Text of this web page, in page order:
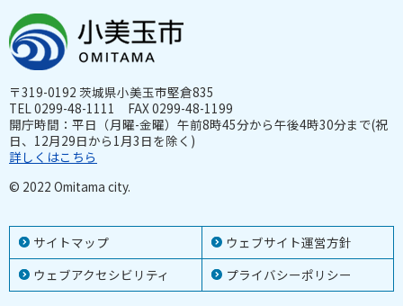
サイトマップ
ウェブサイト運営方針
ウェブアクセシビリティ
プライバシーポリシー
〒319-0192 茨城県小美玉市堅倉835
TEL 0299-48-1111 FAX 0299-48-1199
開庁時間：平日（月曜-金曜）午前8時45分から午後4時30分まで(祝
日、12月29日から1月3日を除く)
詳しくはこちら
© 2022 Omitama city.